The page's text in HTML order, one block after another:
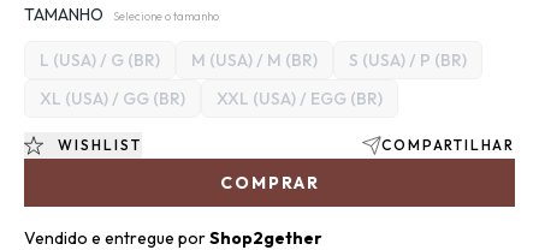
TAMANHO Selecione o tamanho
L (USA) / G (BR) M (USA) / M (BR)
S (USA) / P (BR)
XL (USA) / GG (BR)
XXL (USA) / EGG (BR)
COMPRAR
WISHLIST COMPARTILHAR
Vendido e entregue porShop2gether